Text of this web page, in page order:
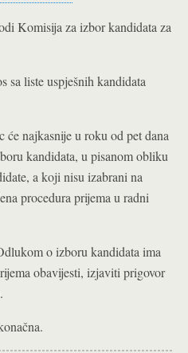
Komisija za izbor kandidata za
sa liste uspješnih kandidata
će najkasnije u roku od pet dana
kandidata, u pisanom obliku
a koji nisu izabrani na
procedura prijema u radni
o izboru kandidata ima
obavijesti, izjaviti prigovor